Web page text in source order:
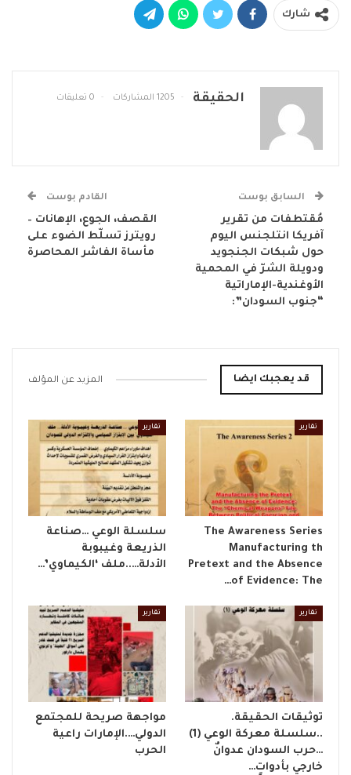
شارك
الحقيقة 1205 المشاركات 0 تعليقات
السابق بوست
‏مُقتطفات من تقرير
آفريكا انتلجنس اليوم
حول شبكات الجنجويد
ودويلة الشرّ في المحمية
الأوغندية-الإماراتية
“جنوب السودان”:
القادم بوست
القصف، الجوع، الإهانات –
رويترز تسلّط الضوء على
مأساة الفاشر المحاصرة
قد يعجبك ايضا المزيد عن المؤلف
تقارير
The Awareness Series
Manufacturing th
Pretext and the Absence
of Evidence: The…
تقارير
​سلسلة الوعي …صناعة
الذريعة وغيبوبة
الأدلة…..ملف ‘الكيماوي’…
تقارير
توثيقات الحقيقة.
..سلسلة معركة الوعي (1)
…حرب السودان عدوانٌ
خارجي بأدواتٍ…
تقارير
مواجهة صريحة للمجتمع
الدولي….الإمارات راعية
الحرب